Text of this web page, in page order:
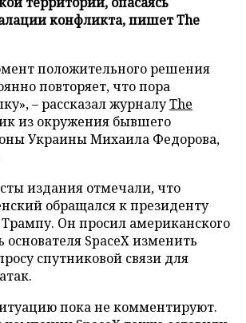
конфликта, пишет The
положительного решения
повторяет, что пора
– рассказал журналуThe
из окружения бывшего
Украины Михаила Федорова,
издания отмечали, что
обращался к президенту
Он просил американского
основателя SpaceX изменить
спутниковой связи для
пока не комментируют.